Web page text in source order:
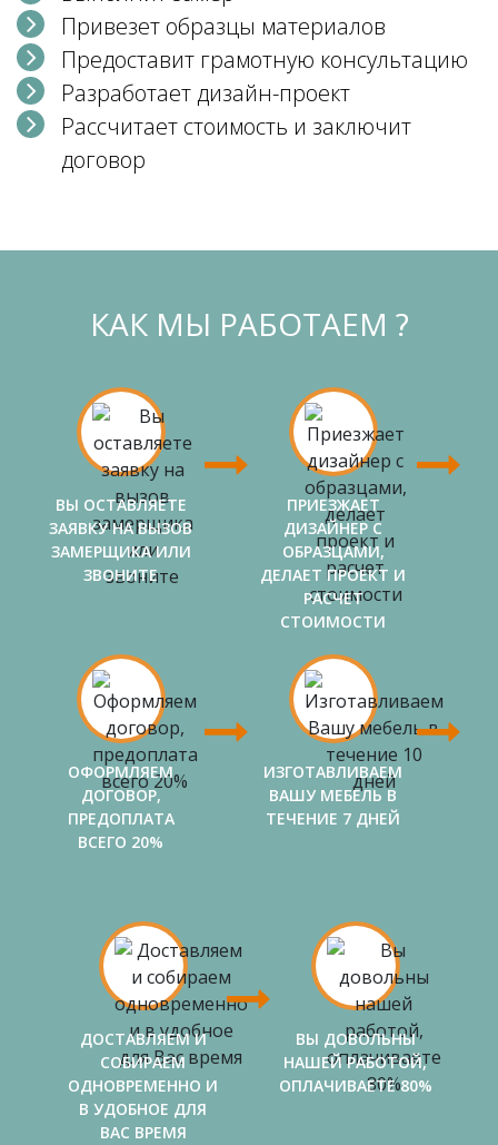
Привезет образцы материалов
Предоставит грамотную консультацию
Разработает дизайн-проект
Рассчитает стоимость и заключит
договор
КАК МЫ РАБОТАЕМ ?
ВЫ ОСТАВЛЯЕТЕ
ЗАЯВКУ НА ВЫЗОВ
ЗАМЕРЩИКА ИЛИ
ЗВОНИТЕ
ПРИЕЗЖАЕТ
ДИЗАЙНЕР С
ОБРАЗЦАМИ,
ДЕЛАЕТ ПРОЕКТ И
РАСЧЕТ
СТОИМОСТИ
ОФОРМЛЯЕМ
ДОГОВОР,
ПРЕДОПЛАТА
ВСЕГО 20%
ИЗГОТАВЛИВАЕМ
ВАШУ МЕБЕЛЬ В
ТЕЧЕНИЕ 7 ДНЕЙ
ДОСТАВЛЯЕМ И
СОБИРАЕМ
ОДНОВРЕМЕННО И
В УДОБНОЕ ДЛЯ
ВАС ВРЕМЯ
ВЫ ДОВОЛЬНЫ
НАШЕЙ РАБОТОЙ,
ОПЛАЧИВАЕТЕ 80%